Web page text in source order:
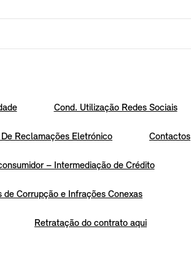
Cond. Utilização Redes Sociais
De Reclamações Eletrónico Contactos
– Intermediação de Crédito
de Corrupção e Infrações Conexas
Retratação do contrato aqui